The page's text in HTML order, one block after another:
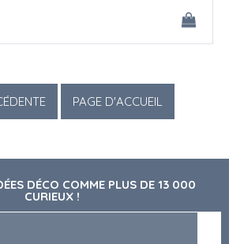
DÉCO COMME PLUS DE 13 000
CURIEUX !